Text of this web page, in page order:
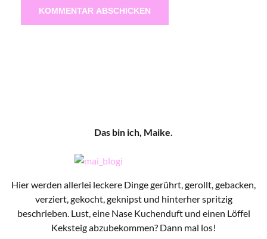
Das bin ich, Maike.
Hier werden allerlei leckere Dinge gerührt, gerollt, gebacken,
verziert, gekocht, geknipst und hinterher spritzig
beschrieben. Lust, eine Nase Kuchenduft und einen Löffel
Keksteig abzubekommen? Dann mal los!